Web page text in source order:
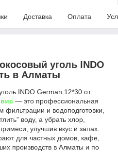
Доставка Оплата
уголь INDO
в Алматы
INDO German 12*30 от
— это профессиональная
фильтрации и водоподготовки,
воду, а убрать хлор,
улучшив вкус и запах.
для частных домов, кафе,
производств в Алматы и по